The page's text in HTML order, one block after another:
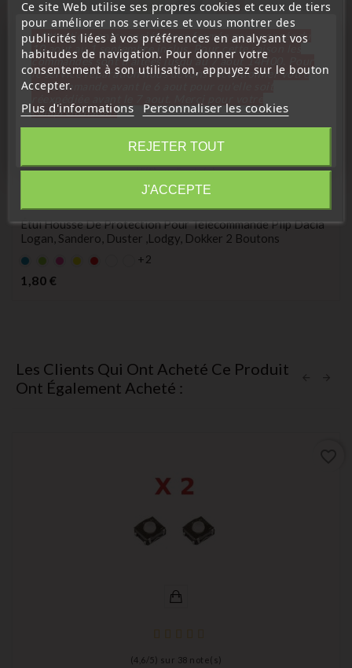
(5/5) sur5note(s)
Étui Housse De Protection Pour Télécommande Plip Dacia
Logan, Sandero, Duster ,Lodgy, Dokker 2 Boutons
BleuVertroseJaunerouge +2
1,80 €
Les Clients Qui Ont Acheté Ce Produit
Ont Également Acheté :
(4,6 / 5) sur 38 note(s)
Ce site Web utilise ses propres cookies et ceux de tiers
pour améliorer nos services et vous montrer des
publicités liées à vos préférences en analysant vos
habitudes de navigation. Pour donner votre
consentement à son utilisation, appuyez sur le bouton
Accepter.
Plus d'informations Personnaliser les cookies
REJETER TOUT
J'ACCEPTE
« Attention, notre société sera fermée pour congés du
10 aout au 1 septembre inclus. Pour cette raison les
commandes sont traitées jusqu'au 7 aout 14H00. Pour
le service réparation nous devons réceptionner votre
télécommande avant le 6 aout pour qu'elle soit
compréhension»
Fermer
Information